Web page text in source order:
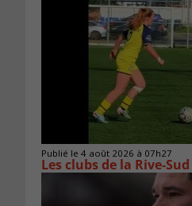
Publié le 4 août 2026 à 07h27
Les clubs de la Rive-